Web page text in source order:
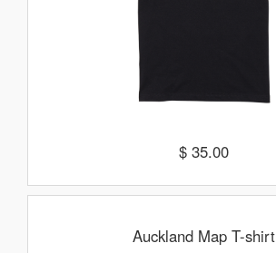
$ 35.00
Auckland Map T-shirt